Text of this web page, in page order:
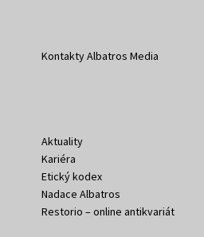
Kontakty Albatros Media
Aktuality
Kariéra
Etický kodex
Nadace Albatros
Restorio – online antikvariát